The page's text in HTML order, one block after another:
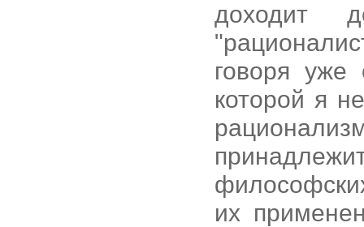
доходит
говоря уже
которой я
их